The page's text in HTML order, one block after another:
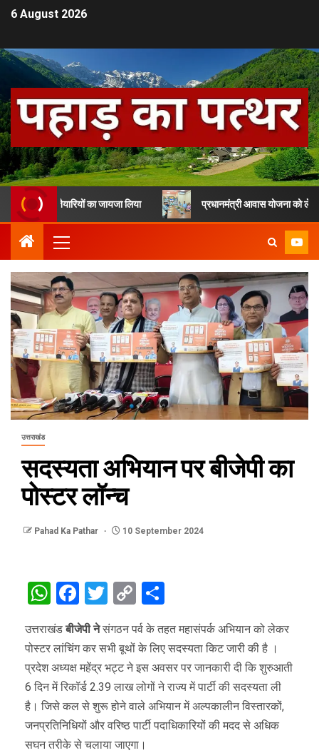
6 August 2026
की तैयारियों का जायजा लिया प्रधानमंत्री आवास योजना को लेकर देहरादून
उत्तराखंड
सदस्यता अभियान पर बीजेपी का
पोस्टर लॉन्च
Pahad Ka Pathar 10 September 2024
WhatsApp
Facebook
Twitter
Copy
Link
उत्तराखंडबीजेपी नेसंगठन पर्व के तहत महासंपर्क अभियान को लेकर
पोस्टर लांचिंग कर सभी बूथों के लिए सदस्यता किट जारी की है ।
प्रदेश अध्यक्ष महेंद्र भट्ट ने इस अवसर पर जानकारी दी कि शुरुआती
6 दिन में रिकॉर्ड 2.39 लाख लोगों ने राज्य में पार्टी की सदस्यता ली
है। जिसे कल से शुरू होने वाले अभियान में अल्पकालीन विस्तारकों,
जनप्रतिनिधियों और वरिष्ठ पार्टी पदाधिकारियों की मदद से अधिक
सघन तरीके से चलाया जाएगा।